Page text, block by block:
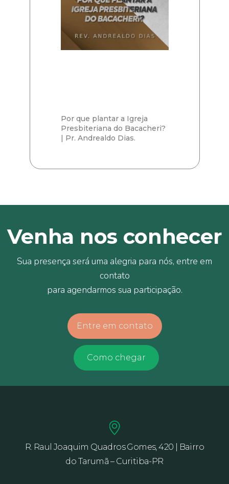
Por que plantar a Igreja
Presbiteriana do Bacacheri?
| Pr. Andrealdo Dias.
Venha nos conhecer
Sua presença será uma alegria para nós, entre em
contato
para agendarmos sua participação.
Entre em contato
Como chegar
R. Raul Joaquim Quadros Gomes, 420 | Bairro
do Tarumã – Curitiba-PR